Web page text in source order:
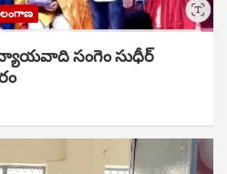
న్యాయవాది సంగెం సుధీర్